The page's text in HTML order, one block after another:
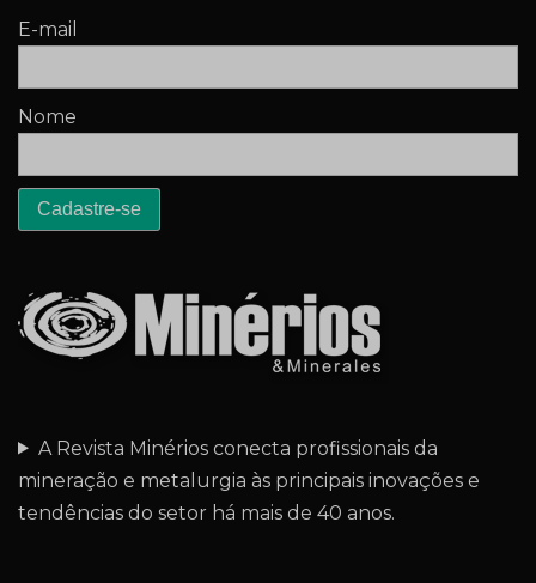
E-mail
Nome
A Revista Minérios conecta profissionais da
mineração e metalurgia às principais inovações e
tendências do setor há mais de 40 anos.